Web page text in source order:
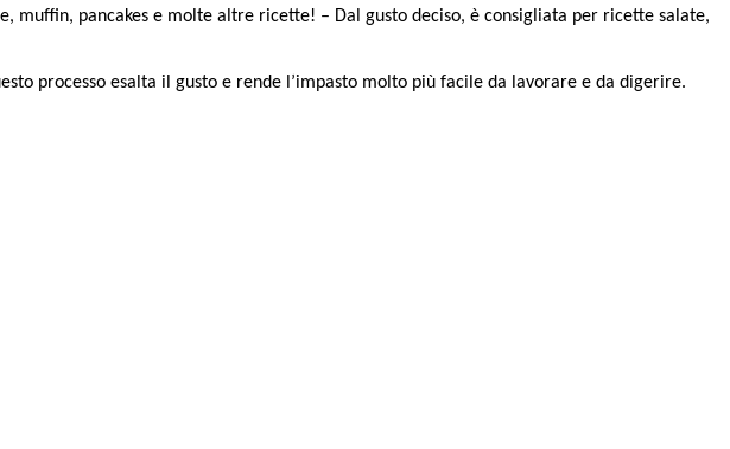
muffin, pancakes e molte altre ricette! – Dal gusto deciso, è consigliata per ricette salate,
processo esalta il gusto e rende l’impasto molto più facile da lavorare e da digerire.